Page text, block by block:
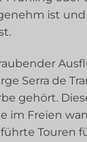
ist
Serra de
gehört.
im Freien
Touren